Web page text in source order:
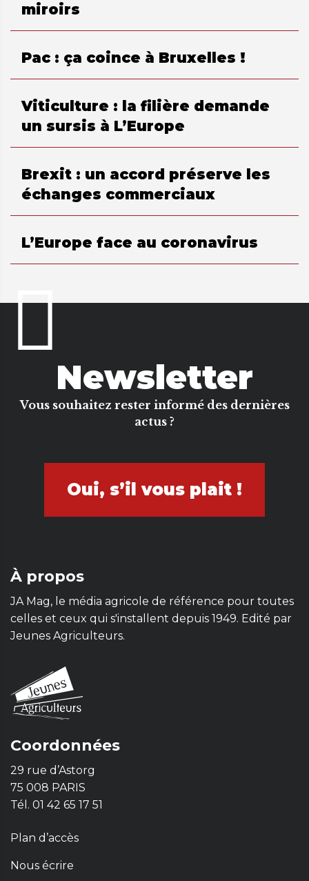
miroirs
Pac : ça coince à Bruxelles !
Viticulture : la filière demande
un sursis à L’Europe
Brexit : un accord préserve les
échanges commerciaux
L’Europe face au coronavirus
Newsletter
Vous souhaitez rester informé des dernières
actus ?
Oui, s’il vous plait !
À propos
JA Mag, le média agricole de référence pour toutes
celles et ceux qui s'installent depuis 1949. Edité par
Jeunes Agriculteurs.
Coordonnées
29 rue d’Astorg
75 008 PARIS
Tél. 01 42 65 17 51
Plan d’accès
Nous écrire